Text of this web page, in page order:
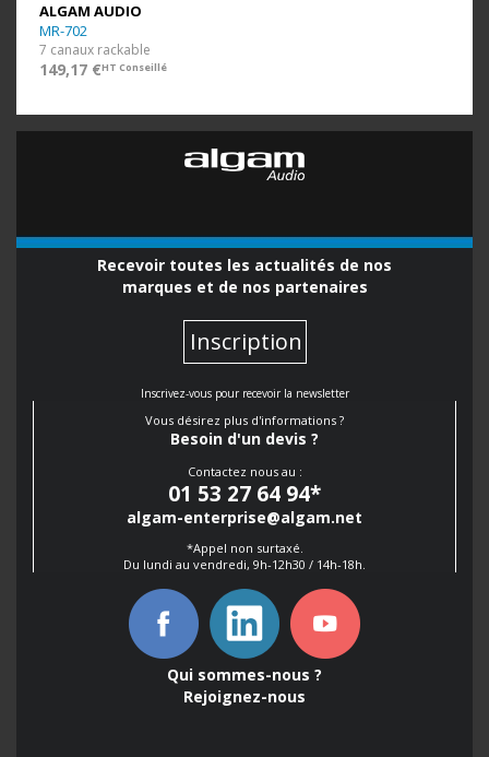
ALGAM AUDIO
MR-702
7 canaux rackable
149,17 €HT Conseillé
Recevoir toutes les actualités de nos
marques et de nos partenaires
Inscription
Inscrivez-vous pour recevoir la newsletter
Vous désirez plus d'informations ?
Besoin d'un devis ?
Contactez nous au :
01 53 27 64 94*
algam-enterprise@algam.net
*Appel non surtaxé.
Du lundi au vendredi, 9h-12h30 / 14h-18h.
Qui sommes-nous ?
Rejoignez-nous